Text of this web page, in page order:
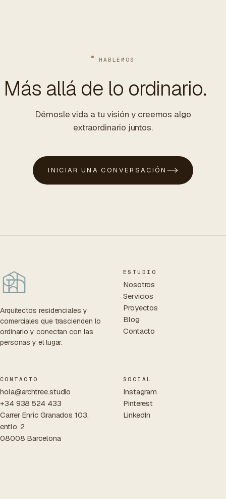
HABLEMOS
Más allá de lo ordinario.
Démosle vida a tu visión y creemos algo
extraordinario juntos.
INICIAR UNA CONVERSACIÓN
Arquitectos residenciales y
comerciales que trascienden lo
ordinario y conectan con las
personas y el lugar.
ESTUDIO
Nosotros
Servicios
Proyectos
Blog
Contacto
CONTACTO
hola@archtree.studio
+34 938 524 433
Carrer Enric Granados 103,
entlo. 2
08008 Barcelona
SOCIAL
Instagram
Pinterest
LinkedIn